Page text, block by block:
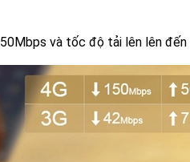
và tốc độ tải lên lên